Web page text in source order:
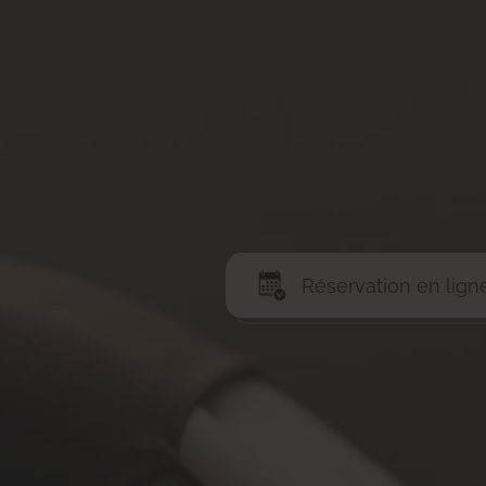
Réservation en